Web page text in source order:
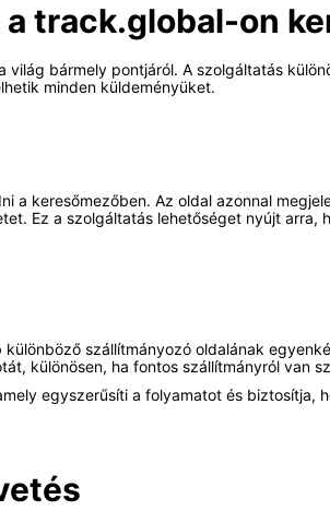
track.global-on
világ bármely pontjáról. A szolgáltatás
minden küldeményüket.
a keresőmezőben. Az oldal azonnal
Ez a szolgáltatás lehetőséget nyújt arra,
szállítmányozó oldalának
különösen, ha fontos szállítmányról van
egyszerűsíti a folyamatot és biztosítja,